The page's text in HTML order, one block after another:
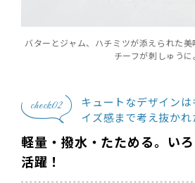
バターとジャム、ハチミツが添えられた
チーフが刺しゅうに。
check02
キュートなデザイン
イズ感まで考え抜か
軽量・撥水・たためる。い
活躍！